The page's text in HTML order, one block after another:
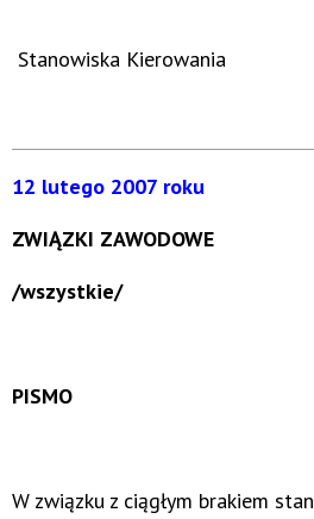
Stanowiska Kierowania
12 lutego 2007 roku
ZWIĄZKI ZAWODOWE
/wszystkie/
PISMO
W związku z ciągłym brakiem